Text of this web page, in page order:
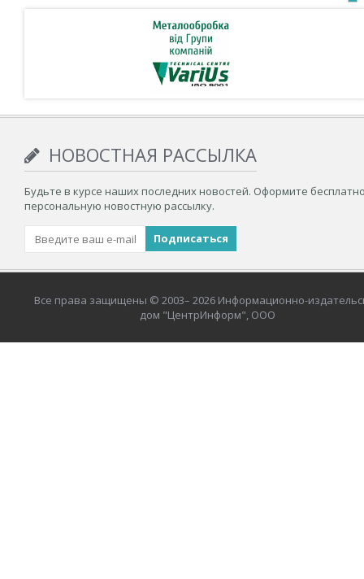
НОВОСТНАЯ РАССЫЛКА
Будьте в курсе наших последних новостей. Оформите
персональную новостную рассылку.
Все права защищены © 2003– 2026 Информационно-
дом "ЦентрИнформ", ООО